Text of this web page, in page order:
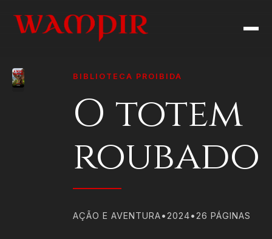
BIBLIOTECA PROIBIDA
O totem
roubado
AÇÃO E AVENTURA•2024•26 PÁGINAS